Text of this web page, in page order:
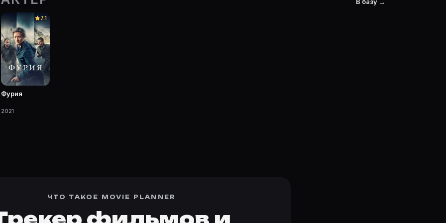
Movie Planner.
сериалы, роли и фото.
7.1
Фурия
2021
ЧТО ТАКОЕ MOVIE PLANNER